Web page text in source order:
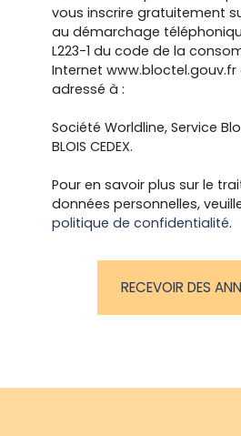
avec
régularis
ation
annuelle :
58. 00€
surplus
du loyer
La
provision
sur
61. 00€
en
surplus
du loyer
indiqué.
provision
sur
correspo
nd à :
eau
chauffa
vous inscrire gratuitement
au démarchage
L223-1 du code de la
Internet
adressé à :
Société Worldline, Service
BLOIS CEDEX.
Pour en savoir plus sur le
données personnelles,
politique de confidentialité.
RECEVOIR DES